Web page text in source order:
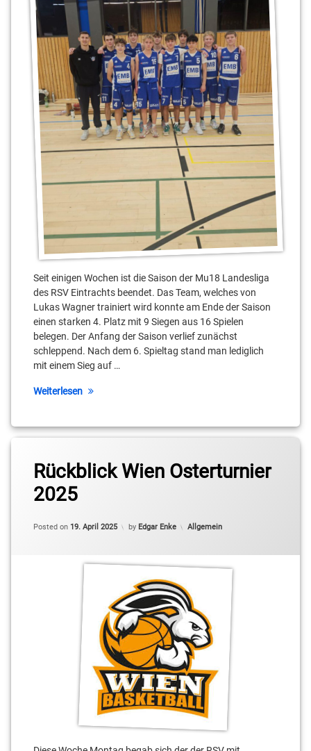
Seit einigen Wochen ist die Saison der Mu18 Landesliga
des RSV Eintrachts beendet. Das Team, welches von
Lukas Wagner trainiert wird konnte am Ende der Saison
einen starken 4. Platz mit 9 Siegen aus 16 Spielen
belegen. Der Anfang der Saison verlief zunächst
schleppend. Nach dem 6. Spieltag stand man lediglich
mit einem Sieg auf …
Weiterlesen
Rückblick Wien Osterturnier
2025
Posted on 19. April 2025 by Edgar Enke Categories:
Allgemein